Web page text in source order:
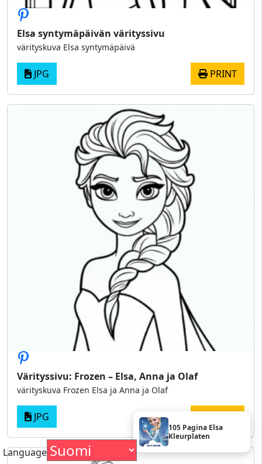
105 Pagina Elsa
Kleurplaten
Elsa syntymäpäivän värityssivu
värityskuva Elsa syntymäpäivä
JPG PRINT
Värityssivu: Frozen – Elsa, Anna ja Olaf
värityskuva Frozen Elsa ja Anna ja Olaf
JPG
Language